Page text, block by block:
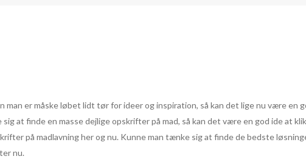
man er måske løbet lidt tør for ideer og inspiration, så kan det lige nu være en
at finde en masse dejlige opskrifter på mad, så kan det være en god ide at
på madlavning her og nu. Kunne man tænke sig at finde de bedste
nu.